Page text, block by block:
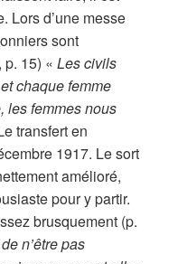
Lors d’une messe
sont
p. 15) «Les civils
chaque femme
les femmes nous
transfert en
1917. Le sort
amélioré,
pour y partir.
brusquement (p.
n’être pas